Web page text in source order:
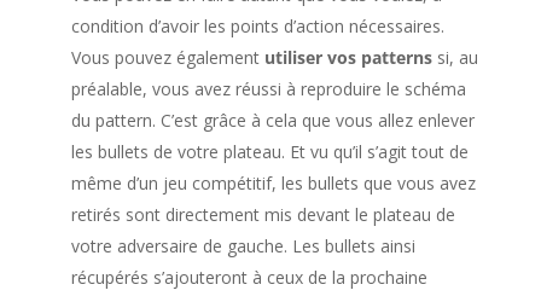
condition d’avoir les points d’action nécessaires.
Vous pouvez également utiliser vos patternssi, au
préalable, vous avez réussi à reproduire le schéma
du pattern. C’est grâce à cela que vous allez enlever
les bullets de votre plateau. Et vu qu’il s’agit tout de
même d’un jeu compétitif, les bullets que vous avez
retirés sont directement mis devant le plateau de
votre adversaire de gauche. Les bullets ainsi
récupérés s’ajouteront à ceux de la prochaine